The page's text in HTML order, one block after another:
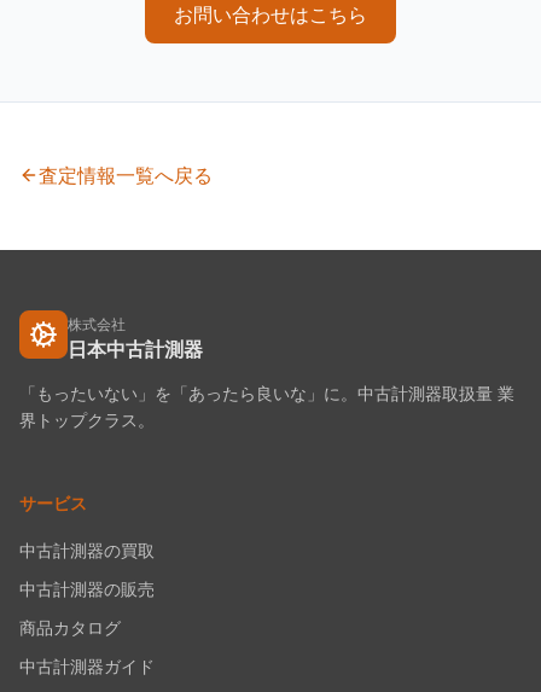
お問い合わせはこちら
査定情報一覧へ戻る
株式会社
日本中古計測器
「もったいない」を「あったら良いな」に。中古計測器取扱量 業
界トップクラス。
サービス
中古計測器の買取
中古計測器の販売
商品カタログ
中古計測器ガイド